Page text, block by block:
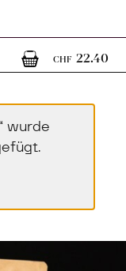
CHF 22.401
wurde